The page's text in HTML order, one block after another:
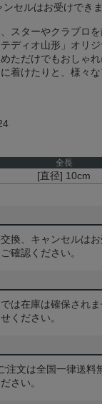
セルはお受けできま
スターやクラブロ
ディオ山形」オリ
ただけでもおしゃ
着けたりと、様々
全長
[直径] 10cm
換、キャンセルはお
確認ください。
は在庫は確保され
ください。
注文は全国一律送料
さい。